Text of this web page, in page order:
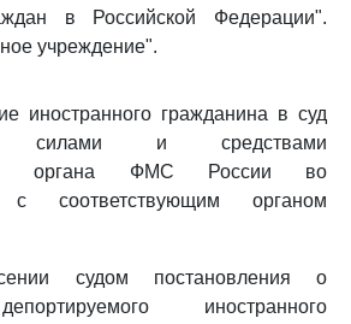
в Российской Федерации".
учреждение".
иностранного гражданина в суд
силами и средствами
органа ФМС России во
с соответствующим органом
судом постановления о
иностранного